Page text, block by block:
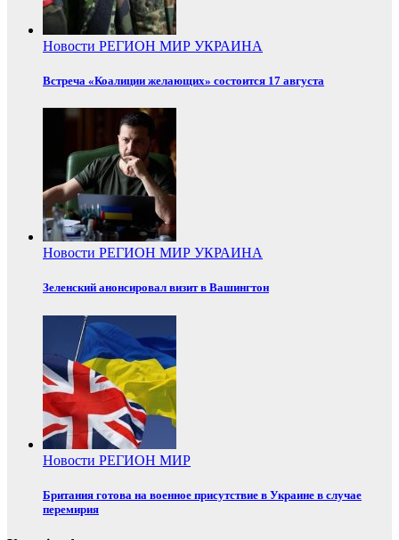
Новости РЕГИОН МИР УКРАИНА
Встреча «Коалиции желающих» состоится 17 августа
Новости РЕГИОН МИР УКРАИНА
Зеленский анонсировал визит в Вашингтон
Новости РЕГИОН МИР
Британия готова на военное присутствие в Украине в случае
перемирия